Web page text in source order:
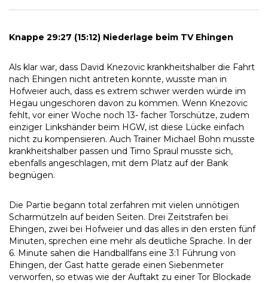
Knappe 29:27 (15:12) Niederlage beim TV Ehingen
Als klar war, dass David Knezovic krankheitshalber die Fahrt
nach Ehingen nicht antreten konnte, wusste man in
Hofweier auch, dass es extrem schwer werden würde im
Hegau ungeschoren davon zu kommen. Wenn Knezovic
fehlt, vor einer Woche noch 13- facher Torschütze, zudem
einziger Linkshänder beim HGW, ist diese Lücke einfach
nicht zu kompensieren. Auch Trainer Michael Bohn musste
krankheitshalber passen und Timo Spraul musste sich,
ebenfalls angeschlagen, mit dem Platz auf der Bank
begnügen.
Die Partie begann total zerfahren mit vielen unnötigen
Scharmützeln auf beiden Seiten. Drei Zeitstrafen bei
Ehingen, zwei bei Hofweier und das alles in den ersten fünf
Minuten, sprechen eine mehr als deutliche Sprache. In der
6. Minute sahen die Handballfans eine 3:1 Führung von
Ehingen, der Gast hatte gerade einen Siebenmeter
verworfen, so etwas wie der Auftakt zu einer Tor Blockade